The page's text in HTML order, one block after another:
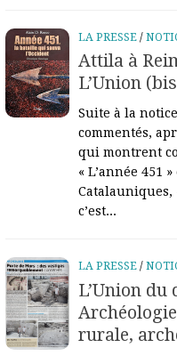
LA PRESSE /
Attila à
L’Union
Suite à la
commentés,
qui montrent
« L’année 451
Catalauniques,
c’est...
LA PRESSE /
L’Union du
rurale,